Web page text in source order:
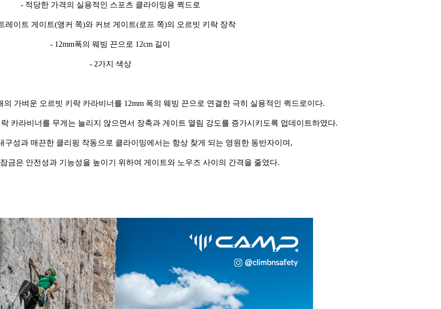
- 적당한 가격의 실용적인 스포츠 클라이밍용 퀵드로
레이트 게이트(앵커 쪽)와 커브 게이트(로프 쪽)의 오르빗 키락 장착
- 12mm폭의 웨빙 끈으로 12cm 길이
- 2가지 색상
가벼운 오르빗 키락 카라비너를 12mm 폭의 웨빙 끈으로 연결한 극히 실용적인 퀵드로이다.
카라비너를 무게는 늘리지 않으면서 장축과 게이트 열림 강도를 증가시키도록 업데이트하였다.
구성과 매끈한 클리핑 작동으로 클라이밍에서는 항상 찾게 되는 영원한 동반자이며,
금은 안전성과 기능성을 높이기 위하여 게이트와 노우즈 사이의 간격을 줄였다.